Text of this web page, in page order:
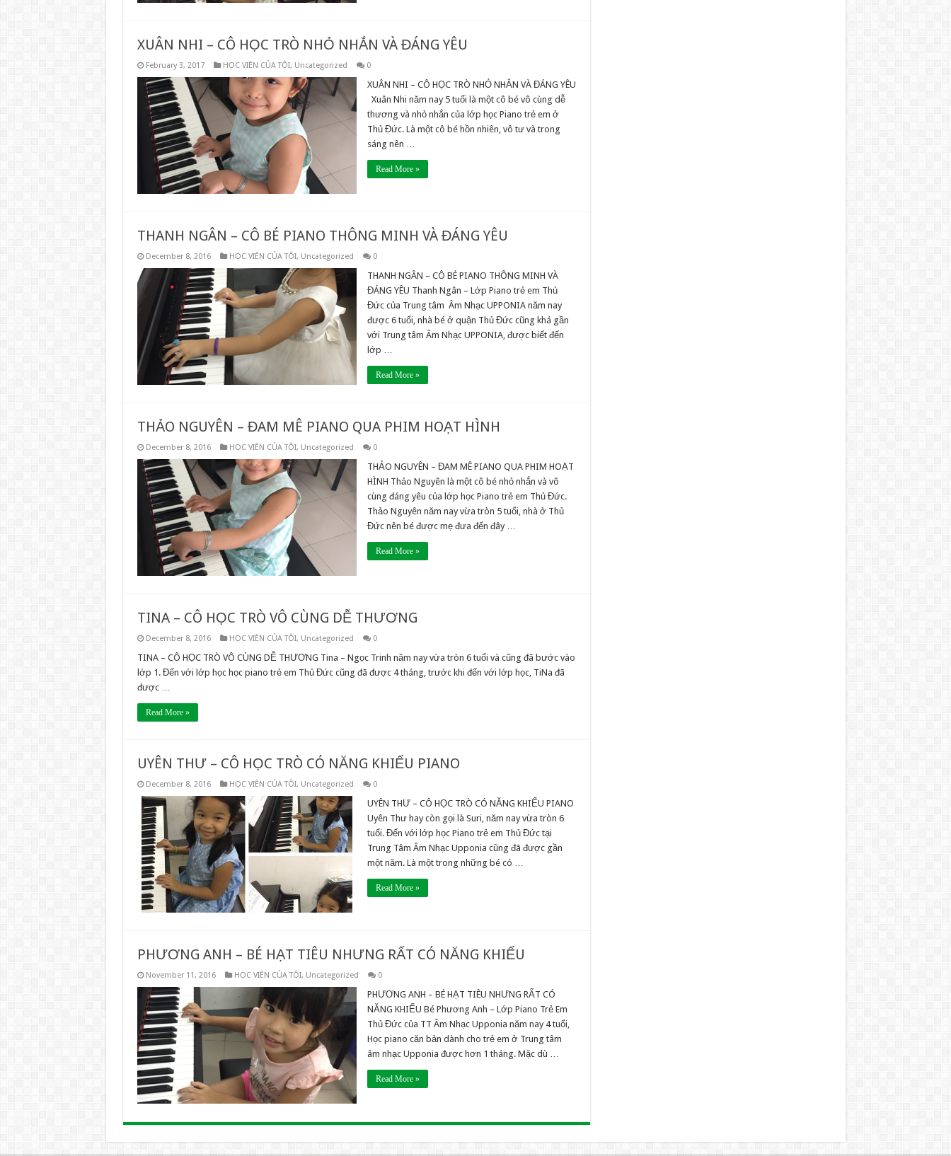
XUÂN NHI – CÔ HỌC TRÒ NHỎ NHẮN VÀ ĐÁNG YÊU
February 3, 2017 HỌC VIÊN CỦA TÔI, Uncategorized 0
XUÂN NHI – CÔ HỌC TRÒ NHỎ NHẮN VÀ ĐÁNG YÊU
Xuân Nhi năm nay 5 tuổi là một cô bé vô cùng dễ
thương và nhỏ nhắn của lớp học Piano trẻ em ở
Thủ Đức. Là một cô bé hồn nhiên, vô tư và trong
sáng nên …
Read More »
THANH NGÂN – CÔ BÉ PIANO THÔNG MINH VÀ ĐÁNG YÊU
December 8, 2016 HỌC VIÊN CỦA TÔI, Uncategorized 0
THANH NGÂN – CÔ BÉ PIANO THÔNG MINH VÀ
ĐÁNG YÊU Thanh Ngân – Lớp Piano trẻ em Thủ
Đức của Trung tâm Âm Nhạc UPPONIA năm nay
được 6 tuổi, nhà bé ở quận Thủ Đức cũng khá gần
với Trung tâm Âm Nhạc UPPONIA, được biết đến
lớp …
Read More »
THẢO NGUYÊN – ĐAM MÊ PIANO QUA PHIM HOẠT HÌNH
December 8, 2016 HỌC VIÊN CỦA TÔI, Uncategorized 0
THẢO NGUYÊN – ĐAM MÊ PIANO QUA PHIM HOẠT
HÌNH Thảo Nguyên là một cô bé nhỏ nhắn và vô
cùng đáng yêu của lớp học Piano trẻ em Thủ Đức.
Thảo Nguyên năm nay vừa tròn 5 tuổi, nhà ở Thủ
Đức nên bé được mẹ đưa đến đây …
Read More »
TINA – CÔ HỌC TRÒ VÔ CÙNG DỄ THƯƠNG
December 8, 2016 HỌC VIÊN CỦA TÔI, Uncategorized 0
TINA – CÔ HỌC TRÒ VÔ CÙNG DỄ THƯƠNG Tina – Ngọc Trinh năm nay vừa tròn 6 tuổi và cũng đã bước vào
lớp 1. Đến với lớp học học piano trẻ em Thủ Đức cũng đã được 4 tháng, trước khi đến với lớp học, TiNa đã
được …
Read More »
UYÊN THƯ – CÔ HỌC TRÒ CÓ NĂNG KHIẾU PIANO
December 8, 2016 HỌC VIÊN CỦA TÔI, Uncategorized 0
UYÊN THƯ – CÔ HỌC TRÒ CÓ NĂNG KHIẾU PIANO
Uyên Thư hay còn gọi là Suri, năm nay vừa tròn 6
tuổi. Đến với lớp học Piano trẻ em Thủ Đức tại
Trung Tâm Âm Nhạc Upponia cũng đã được gần
một năm. Là một trong những bé có …
Read More »
PHƯƠNG ANH – BÉ HẠT TIÊU NHƯNG RẤT CÓ NĂNG KHIẾU
November 11, 2016 HỌC VIÊN CỦA TÔI, Uncategorized 0
PHƯƠNG ANH – BÉ HẠT TIÊU NHƯNG RẤT CÓ
NĂNG KHIẾU Bé Phương Anh – Lớp Piano Trẻ Em
Thủ Đức của TT Âm Nhạc Upponia năm nay 4 tuổi,
Học piano căn bản dành cho trẻ em ở Trung tâm
âm nhạc Upponia được hơn 1 tháng. Mặc dù …
Read More »